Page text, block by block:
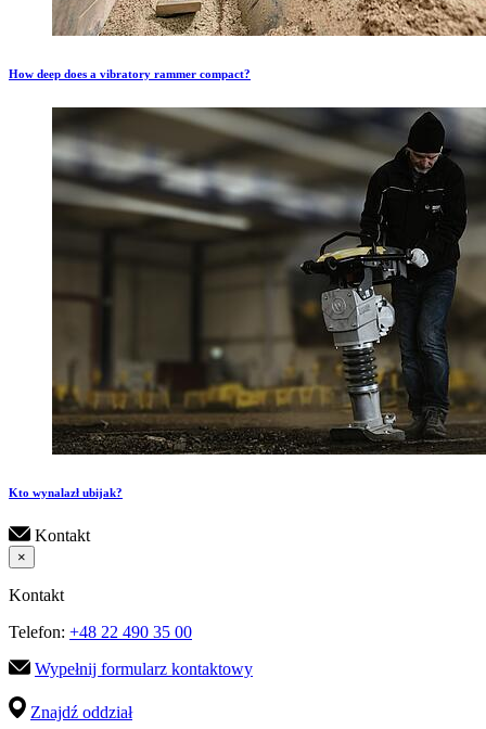
How deep does a vibratory rammer compact?
Kto wynalazł ubijak?
Kontakt
×
Kontakt
Telefon: +48 22 490 35 00
Wypełnij formularz kontaktowy
Znajdź oddział